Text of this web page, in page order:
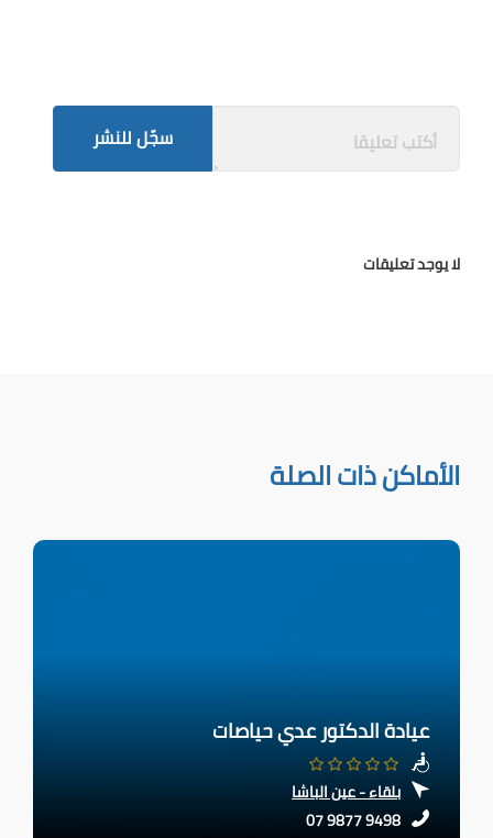
سجّل للنشر
لا يوجد تعليقات
الأماكن ذات الصلة
عيادة الدكتور عدي حياصات
بلقاء - عين الباشا
07 9877 9498